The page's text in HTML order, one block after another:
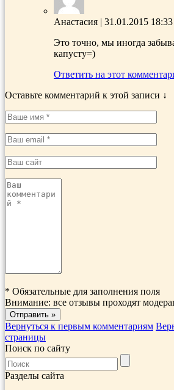
Анастасия | 31.01.2015 18:33
Это точно, мы иногда
капусту=)
Ответить на этот
Оставьте комментарий к этой записи ↓
* Обязательные для заполнения поля
Внимание: все отзывы проходят
Вернуться к первым комментариям
страницы
Поиск по сайту
Разделы сайта